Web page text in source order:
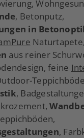
, Betonputz,
in
Naturtapete,
aus reiner
feine
,
,